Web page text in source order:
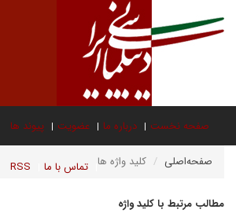
صفحه نخست درباره ما عضویت پیوند ها
تماس با ما RSS صفحه‌اصلی کلید واژه ها
مطالب مرتبط با کلید واژه